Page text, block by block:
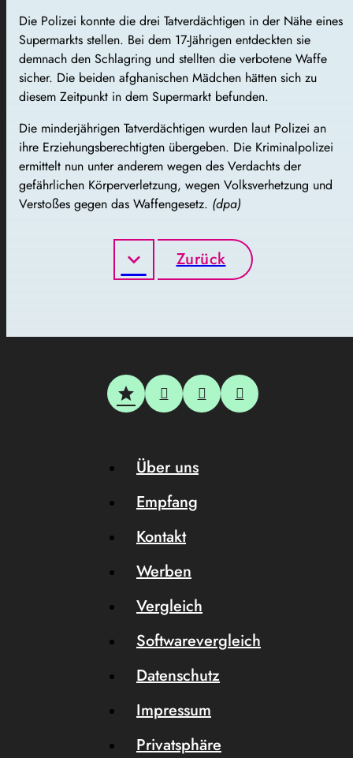
Die Polizei konnte die drei Tatverdächtigen in der Nähe eines
Supermarkts stellen. Bei dem 17-Jährigen entdeckten sie
demnach den Schlagring und stellten die verbotene Waffe
sicher. Die beiden afghanischen Mädchen hätten sich zu
diesem Zeitpunkt in dem Supermarkt befunden.
Die minderjährigen Tatverdächtigen wurden laut Polizei an
ihre Erziehungsberechtigten übergeben. Die Kriminalpolizei
ermittelt nun unter anderem wegen des Verdachts der
gefährlichen Körperverletzung, wegen Volksverhetzung und
Verstoßes gegen das Waffengesetz. (dpa)
Zurück
Über uns
Empfang
Kontakt
Werben
Vergleich
Softwarevergleich
Datenschutz
Impressum
Privatsphäre